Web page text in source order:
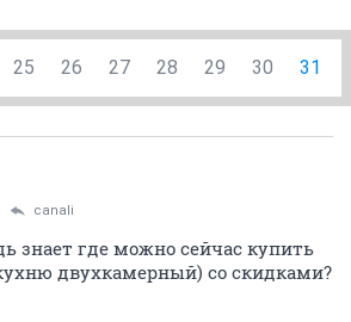
25 26 27 28 29 30 31
canali
знает где можно сейчас купить
двухкамерный) со скидками?